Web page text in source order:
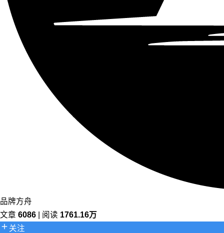
品牌方舟
文章 6086 | 阅读 1761.16万
关注